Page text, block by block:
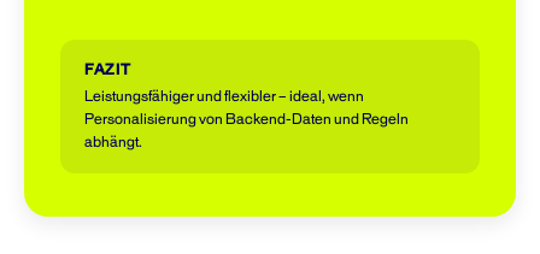
FAZIT
Leistungsfähiger und flexibler – ideal, wenn
Personalisierung von Backend-Daten und Regeln
abhängt.